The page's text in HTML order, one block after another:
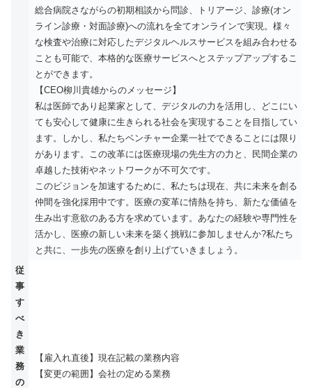
総合病院さながらの初期相談から問診、トリアージ、診療(オン
ライン診療・対面診療)への流れを全てオンラインで実現。様々
な検査や治療に対応したデジタルヘルスサービスを組み合わせる
ことも可能で、本格的な医療サービスへとステップアップするこ
とができます。
【CEO柳川貴雄からのメッセージ】
私は医師であり起業家として、デジタルの力を活用し、どこにい
ても安心して健康に生きられる社会を実現することを目指してい
ます。しかし、私たちベンチャー企業一社でできることには限り
があります。この改革には医療現場の先生方の力と、民間企業の
卓越した技術やネットワークが不可欠です。
このビジョンを加速するために、私たちは現在、共に未来を創る
仲間を強化採用中です。医療の変革に情熱を持ち、新たな価値を
生み出す意欲のある方を求めています。あなたの経験や専門性を
活かし、医療の新しい未来を築く挑戦に参加しませんか?私たち
と共に、一歩先の医療を創り上げていきましょう。
従
事
す
べ
き
業
務
の
【雇入れ直後】現在記載の業務内容
【変更の範囲】会社の定める業務